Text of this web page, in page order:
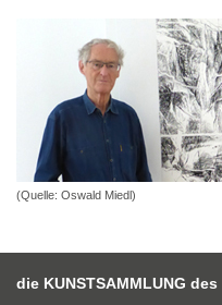
(Quelle: Oswald Miedl)
die KUNSTSAMMLUNG